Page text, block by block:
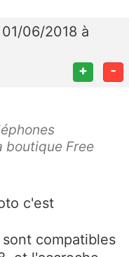
06/2018 à
+ -
boutique Free
c'est
compatibles